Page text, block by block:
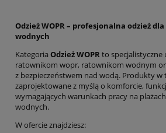
Odzież WOPR – profesjonalna odzież
wodnych
Kategoria Odzież WOPRto
ratownikom wopr, ratownikom wodnym
z bezpieczeństwem nad wodą. Produkty w
zaprojektowane z myślą o komforcie,
wymagających warunkach pracy na
wodnych.
W ofercie znajdziesz: